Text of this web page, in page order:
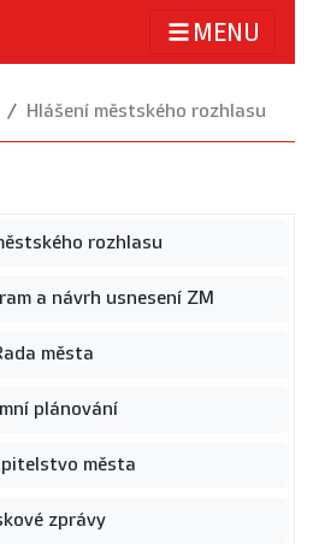
MENU
Hlášení městského rozhlasu
rozhlasu
a návrh usnesení ZM
města
plánování
města
zprávy